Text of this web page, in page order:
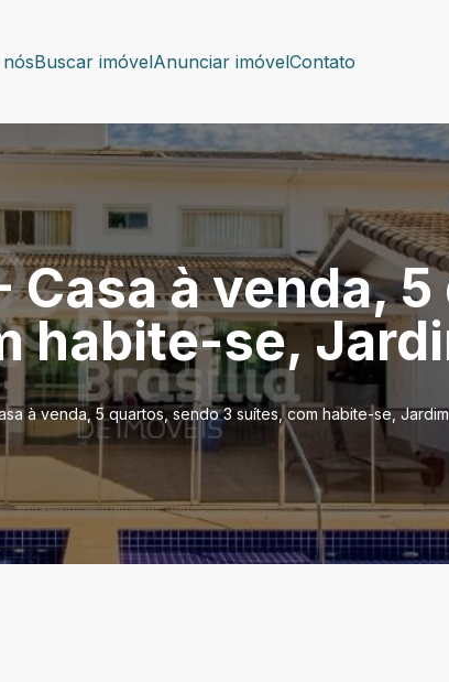
Buscar imóvelAnunciar imóvelContato
Casa à venda,
habite-se,
à venda, 5 quartos, sendo 3 suítes, com habite-se,